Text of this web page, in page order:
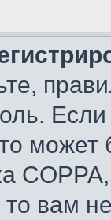
может
вам